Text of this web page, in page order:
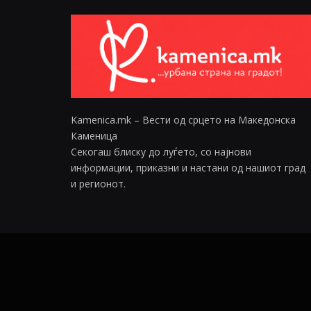
Kamenica.mk – Вести од срцето на Македонска
Каменица
Секогаш блиску до луѓето, со најнови
информации, приказни и настани од нашиот град
и регионот.